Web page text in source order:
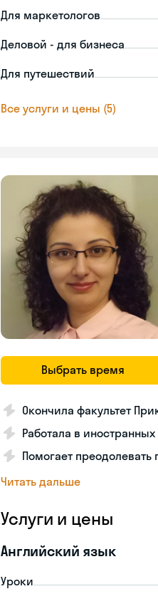
Для маркетологов
Деловой - для бизнеса
Для путешествий
Все услуги и цены (5)
Выбрать время
Окончила факультет
Работала в
Помогает
Читать дальше
Услуги и цены
Английский язык
Уроки